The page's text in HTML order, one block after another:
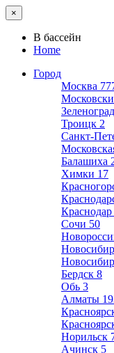
×
В бассейн
Home
Город
Москва
Зеленоград
Троицк 2
Санкт-
Балашиха
Химки 17
Краснодар
Сочи 50
Бердск 8
Обь 3
Алматы
Норильск
Ачинск 5